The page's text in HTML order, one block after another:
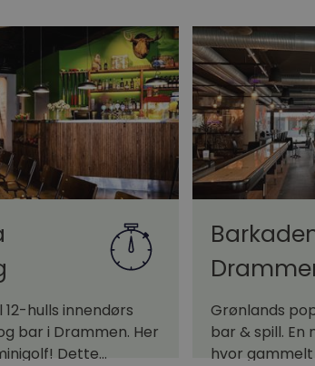
hulls innendørs
bar i Drammen. Her
Dette…
Grønlands
bar & spill.
hvor